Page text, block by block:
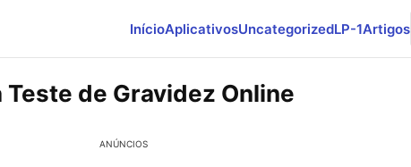
InícioAplicativosUncategorizedLP-1Artigos
de Gravidez Online
ANÚNCIOS